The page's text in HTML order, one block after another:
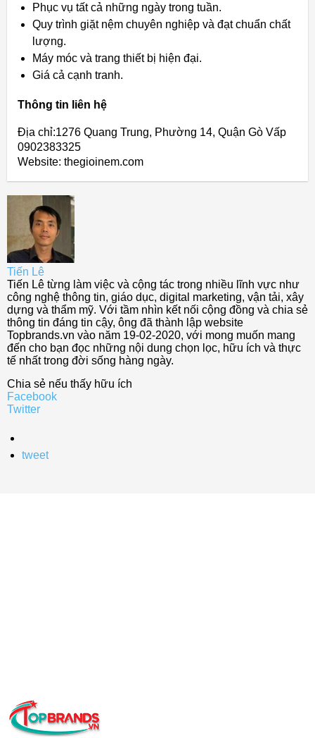
Phục vụ tất cả những ngày trong tuần.
Quy trình giặt nệm chuyên nghiệp và đạt chuẩn chất
lượng.
Máy móc và trang thiết bị hiện đại.
Giá cả cạnh tranh.
Thông tin liên hệ
Địa chỉ:1276 Quang Trung, Phường 14, Quận Gò Vấp
0902383325
Website: thegioinem.com
Tiến Lê
Tiến Lê từng làm việc và cộng tác trong nhiều lĩnh vực như
công nghệ thông tin, giáo dục, digital marketing, vận tải, xây
dựng và thẩm mỹ. Với tầm nhìn kết nối cộng đồng và chia sẻ
thông tin đáng tin cậy, ông đã thành lập website
Topbrands.vn vào năm 19-02-2020, với mong muốn mang
đến cho bạn đọc những nội dung chọn lọc, hữu ích và thực
tế nhất trong đời sống hàng ngày.
Chia sẻ nếu thấy hữu ích
Facebook
Twitter
tweet